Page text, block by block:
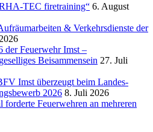
TEC firetraining“ 6. August
& Verkehrsdienste der
der Feuerwehr Imst –
Beisammensein 27. Juli
Imst überzeugt beim Landes-
2026 8. Juli 2026
forderte Feuerwehren an mehreren